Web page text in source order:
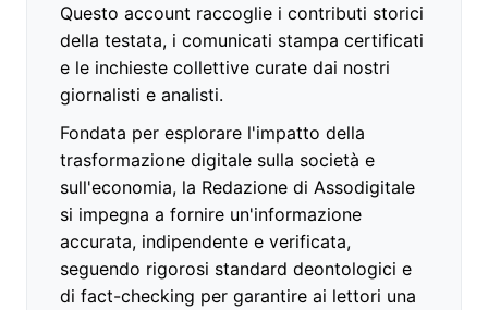
Questo account raccoglie i contributi storici
della testata, i comunicati stampa certificati
e le inchieste collettive curate dai nostri
giornalisti e analisti.
Fondata per esplorare l'impatto della
trasformazione digitale sulla società e
sull'economia, la Redazione di Assodigitale
si impegna a fornire un'informazione
accurata, indipendente e verificata,
seguendo rigorosi standard deontologici e
di fact-checking per garantire ai lettori una